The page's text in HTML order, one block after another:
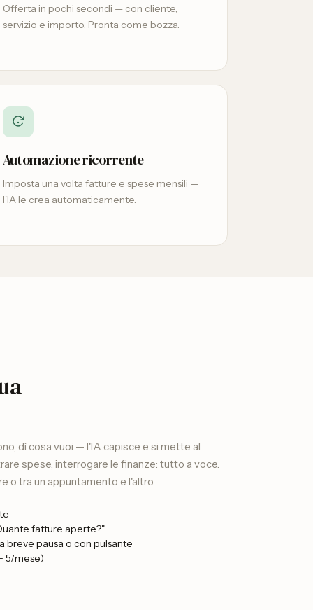
Offerta in pochi secondi — con cliente,
servizio e importo. Pronta come bozza.
Automazione ricorrente
Imposta una volta fatture e spese mensili —
l'IA le crea automaticamente.
dì cosa vuoi — l'IA capisce e si mette al
spese, interrogare le finanze: tutto a voce.
o tra un appuntamento e l'altro.
fatture aperte?"
breve pausa o con pulsante
5/mese)